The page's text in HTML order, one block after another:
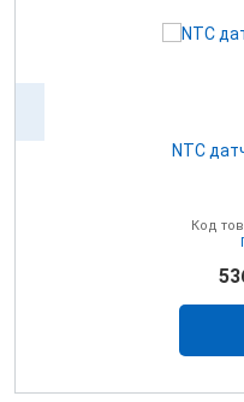
NTC
Код